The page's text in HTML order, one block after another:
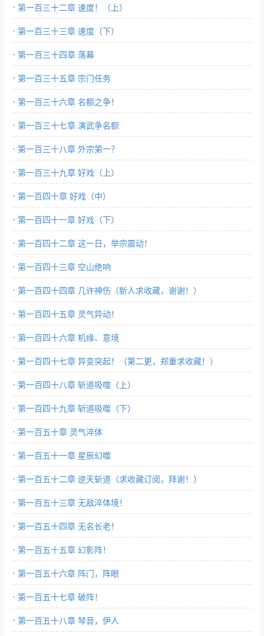
第一百三十二章 速度！（上）
第一百三十三章 速度（下）
第一百三十四章 落幕
第一百三十五章 宗门任务
第一百三十六章 名额之争！
第一百三十七章 演武争名额
第一百三十八章 外宗第一？
第一百三十九章 好戏（上）
第一百四十章 好戏（中）
第一百四十一章 好戏（下）
第一百四十二章 这一日，举宗震动！
第一百四十三章 空山绝响
第一百四十四章 几许神伤（新人求收藏，谢谢！）
第一百四十五章 灵气异动！
第一百四十六章 机缘、意境
第一百四十七章 异变突起！（第二更，郑重求收藏！）
第一百四十八章 斩道吸噬（上）
第一百四十九章 斩道吸噬（下）
第一百五十章 灵气淬体
第一百五十一章 星辰幻噬
第一百五十二章 逆天斩道（求收藏订阅，拜谢！）
第一百五十三章 无敌淬体境！
第一百五十四章 无名长老！
第一百五十五章 幻影阵！
第一百五十六章 阵门，阵眼
第一百五十七章 破阵！
第一百五十八章 琴音，伊人